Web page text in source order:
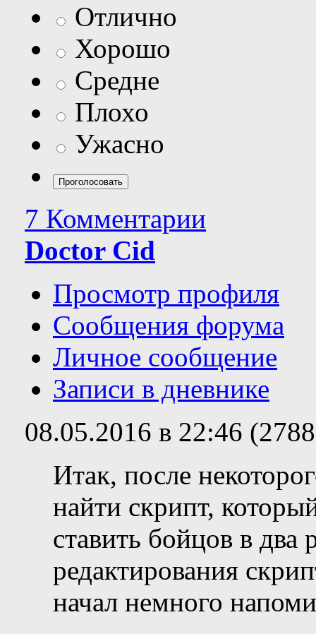
Отлично
Хорошо
Средне
Плохо
Ужасно
7 Комментарии
Doctor Cid
Просмотр профиля
Сообщения форума
Личное сообщение
Записи в дневнике
08.05.2016 в 22:46
Итак, после
найти скрипт,
ставить бойцов в два
редактирования
начал немного